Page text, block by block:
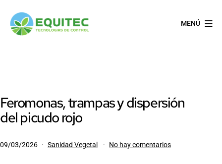
contenido
MENÚ
Feromonas, trampas y dispersión
del picudo rojo
Publicada
09/03/2026
Categorizado
Sanidad Vegetal No hay comentariosen